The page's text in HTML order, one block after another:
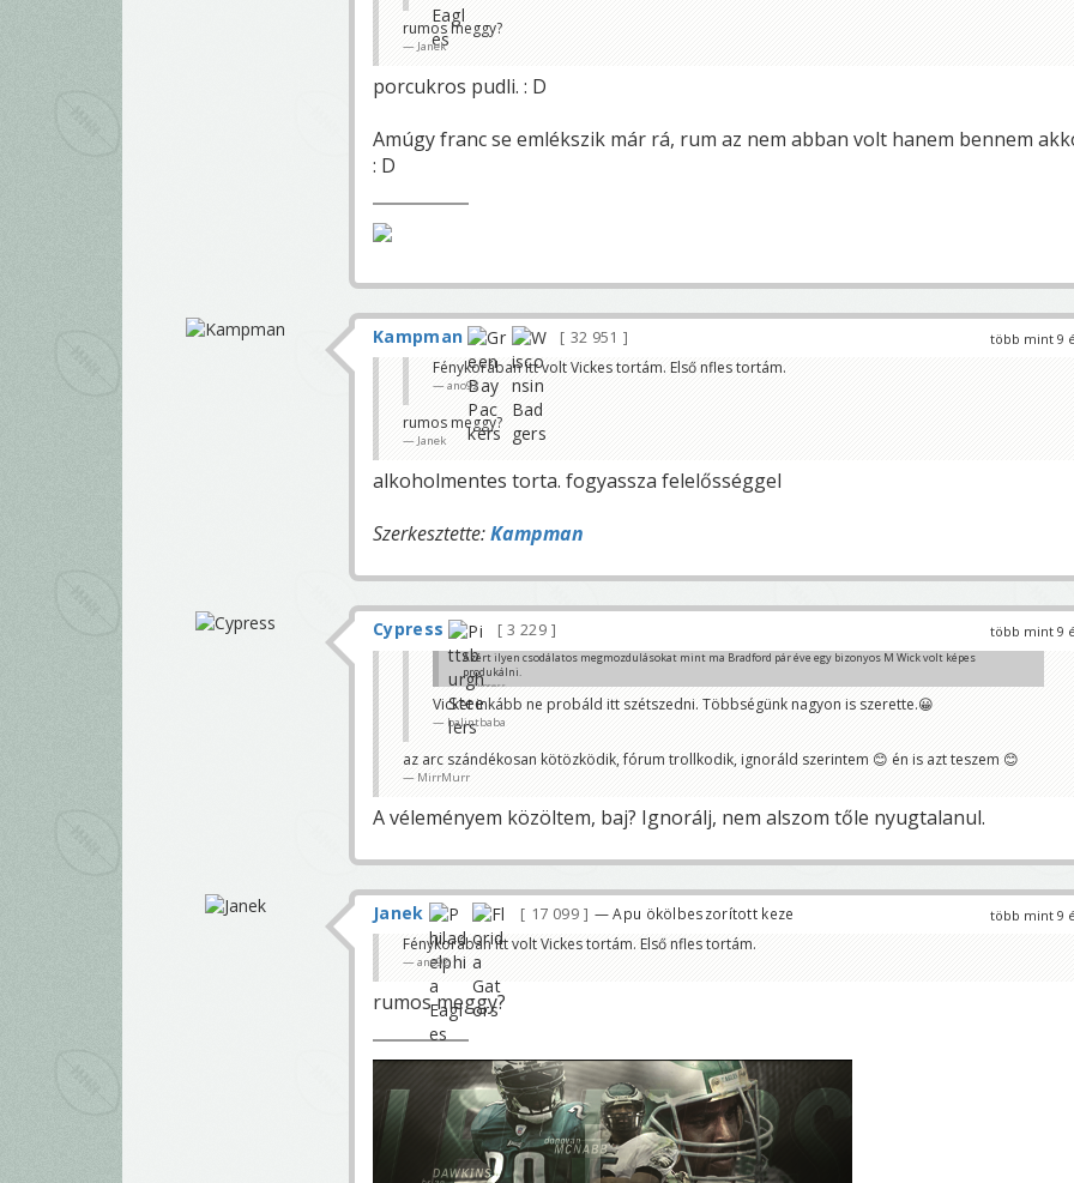
rumos meggy?
Janek
porcukros pudli. : D
Amúgy franc se emlékszik már rá, rum az nem abban volt hanem bennem
: D
több mint 9
Kampman
32 951
Fénykorában itt volt Vickes tortám. Első nfles tortám.
ano92
rumos meggy?
Janek
alkoholmentes torta. fogyassza felelősséggel
Szerkesztette:Kampman
több mint 9
Cypress 3 229
Azért ilyen csodálatos megmozdulásokat mint ma Bradford pár éve egy bizonyos M Wick volt képes
produkálni.
Cypress
Vicket inkább ne probáld itt szétszedni. Többségünk nagyon is szerette.😀
balintbaba
az arc szándékosan kötözködik, fórum trollkodik, ignoráld szerintem 😊 én is azt teszem 😊
MirrMurr
A véleményem közöltem, baj? Ignorálj, nem alszom tőle nyugtalanul.
több mint 9
Janek 17 099 — Apu ökölbeszorított keze
Fénykorában itt volt Vickes tortám. Első nfles tortám.
ano92
rumos meggy?